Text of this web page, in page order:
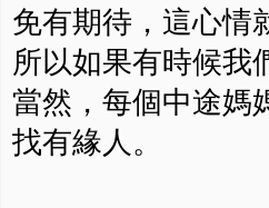
免有期待，這心情
所以如果有時候我
當然，每個中途媽
找有緣人。